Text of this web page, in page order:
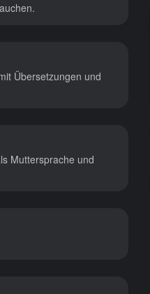
Übersetzungen und
Muttersprache und